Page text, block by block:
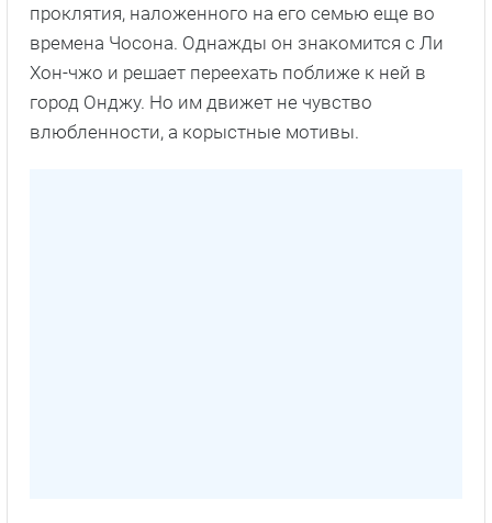
проклятия, наложенного на его семью еще во
времена Чосона. Однажды он знакомится с Ли
Хон-чжо и решает переехать поближе к ней в
город Онджу. Но им движет не чувство
влюбленности, а корыстные мотивы.